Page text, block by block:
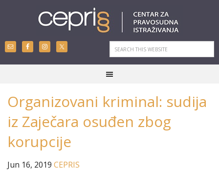
Organizovani kriminal: sudija
iz Zaječara osuđen zbog
korupcije
Jun 16, 2019 CEPRIS